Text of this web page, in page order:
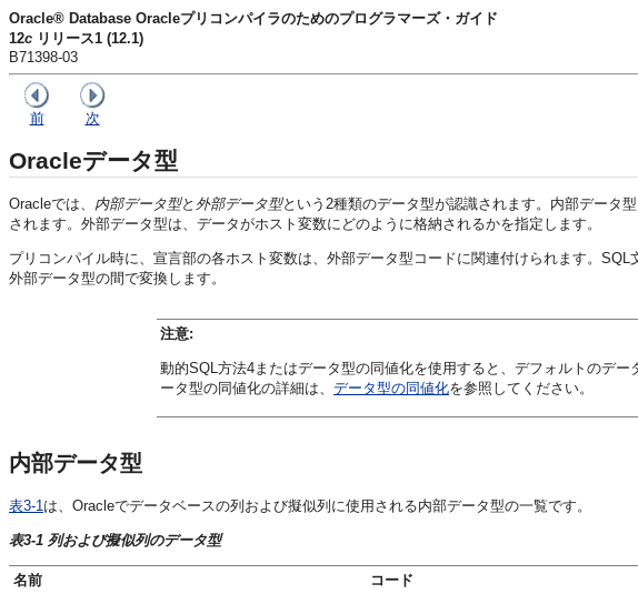
Oracle® Database Oracleプリコンパイラのためのプログラマーズ・ガイド
12c リリース1 (12.1)
B71398-03
前 次
Oracleデータ型
Oracleでは、 内部データ型と 外部データ型という2種類のデータ型が認識されます。 内部データ
されます。外部データ型は、データがホスト変数にどのように格納されるかを指定します。
プリコンパイル時に、宣言部の各ホスト変数は、外部データ型コードに関連付けられます。
外部データ型の間で変換します。
注意:
動的SQL方法4またはデータ型の同値化を使用すると、デフォルトのデ
ータ型の同値化の詳細は、データ型の同値化を参照してください。
内部データ型
表3-1は、Oracleでデータベースの列および擬似列に使用される内部データ型の一覧です。
表3-1 列および擬似列のデータ型
名前 コード